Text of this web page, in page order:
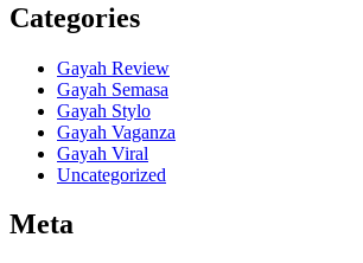
Categories
Gayah Review
Gayah Semasa
Gayah Stylo
Gayah Vaganza
Gayah Viral
Uncategorized
Meta